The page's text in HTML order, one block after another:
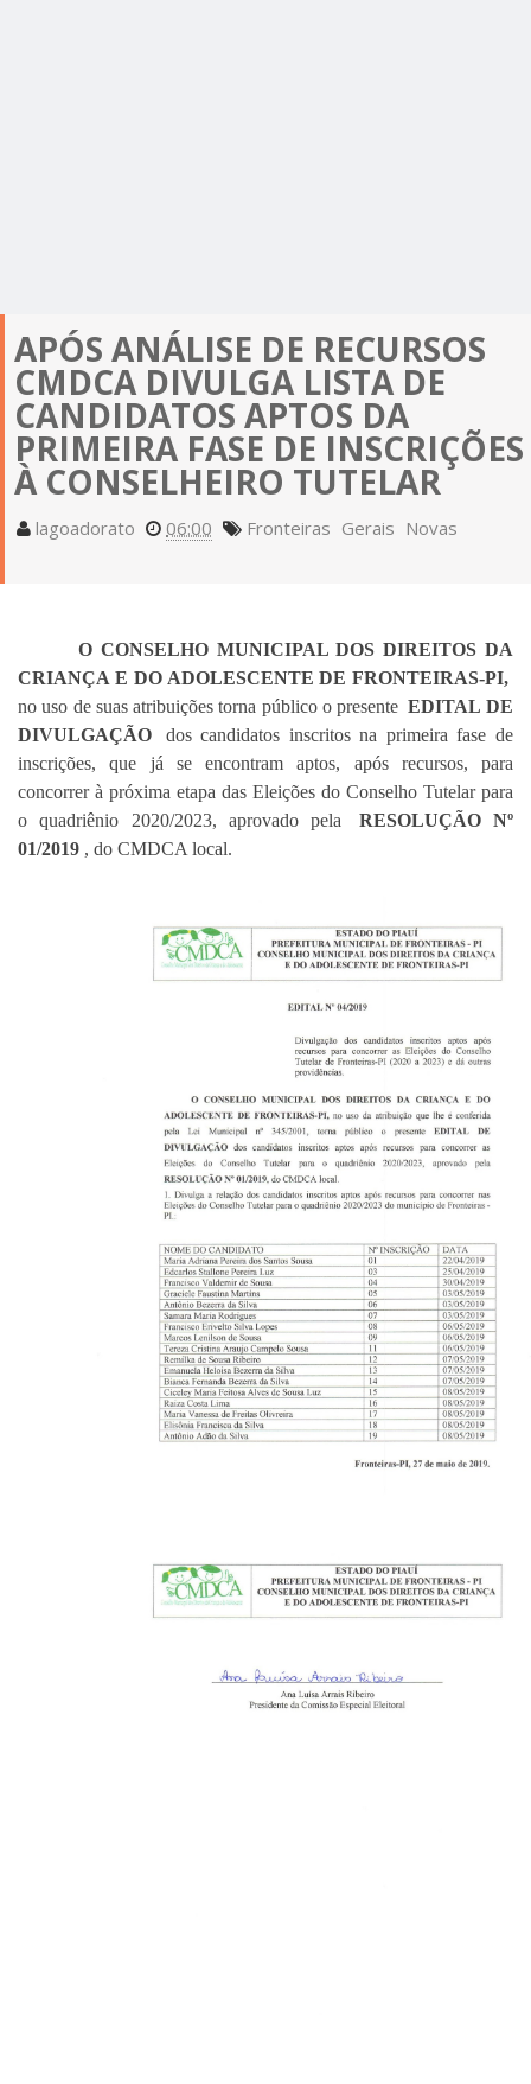
APÓS ANÁLISE DE RECURSOS
CMDCA DIVULGA LISTA DE
CANDIDATOS APTOS DA
PRIMEIRA FASE DE INSCRIÇÕES
À CONSELHEIRO TUTELAR
lagoadorato 06:00 Fronteiras Gerais Novas
O CONSELHO MUNICIPAL DOS DIREITOS DA
CRIANÇA E DO ADOLESCENTE DE FRONTEIRAS-PI,
no uso de suas atribuições torna público o presente EDITAL DE
DIVULGAÇÃO
dos candidatos inscritos na primeira fase de
inscrições, que já se encontram aptos, após recursos, para
concorrer à próxima etapa das Eleições do Conselho Tutelar para
o quadriênio 2020/2023, aprovado pela
RESOLUÇÃO Nº
01/2019 , do CMDCA local.